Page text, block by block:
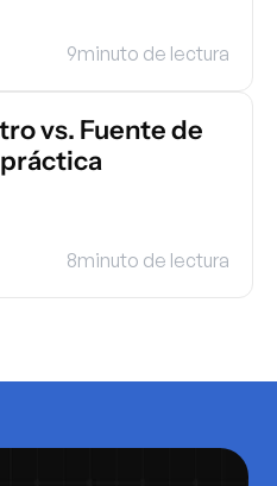
9minuto de lectura
vs. Fuente de
8minuto de lectura